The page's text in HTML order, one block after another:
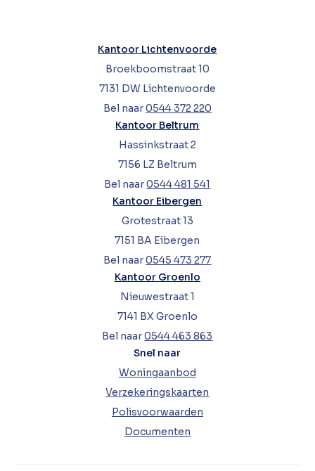
Kantoor Lichtenvoorde
Broekboomstraat 10
7131 DW Lichtenvoorde
Bel naar0544 372 220
Kantoor Beltrum
Hassinkstraat 2
7156 LZ Beltrum
Bel naar0544 481 541
Kantoor Eibergen
Grotestraat 13
7151 BA Eibergen
Bel naar0545 473 277
Kantoor Groenlo
Nieuwestraat 1
7141 BX Groenlo
Bel naar0544 463 863
Snel naar
Woningaanbod
Verzekeringskaarten
Polisvoorwaarden
Documenten